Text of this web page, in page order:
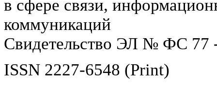
в сфере связи,
коммуникаций
Свидетельство ЭЛ № ФС 77
ISSN 2227-6548 (Print)